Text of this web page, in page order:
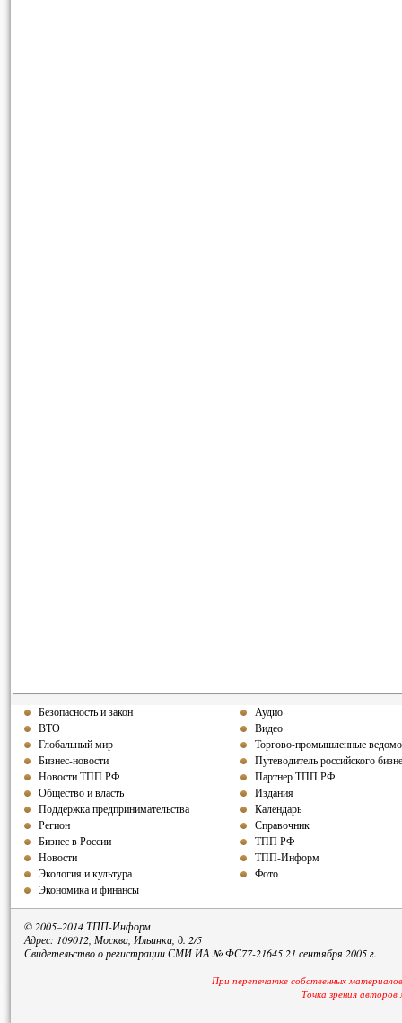
Безопасность и закон
ВТО
Глобальный мир
Бизнес-новости
Новости ТПП РФ
Общество и власть
Поддержка предпринимательства
Регион
Бизнес в России
Новости
Экология и культура
Экономика и финансы
Аудио
Видео
Торгово-промышленные
Путеводитель российского
Партнер ТПП РФ
Издания
Календарь
Справочник
ТПП РФ
ТПП-Информ
Фото
© 2005–2014 ТПП-Информ
Адрес: 109012, Москва, Ильинка, д. 2/5
Свидетельство о регистрации СМИ ИА № ФС77-21645 21 сентября 2005 г.
При перепечатке собственных
Точка зрения